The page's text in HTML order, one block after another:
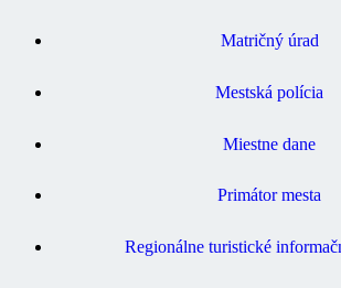
Matričný úrad
Mestská polícia
Miestne dane
Primátor mesta
Regionálne turistické